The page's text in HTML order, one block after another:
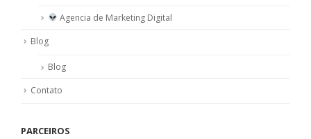
Agencia de Marketing Digital
Blog
Blog
Contato
PARCEIROS